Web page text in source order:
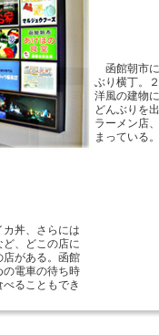
函館朝市に
ぶり横丁。
洋風の建物
どんぶりを
ラーメン店
まっている。
丼、さらには
、どこの店に
店がある。函館
電車の待ち時
ることもでき